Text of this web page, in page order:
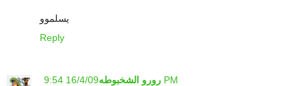
يسلموو
Reply
رورو الشخبوطه 16/4/09 9:54 PM